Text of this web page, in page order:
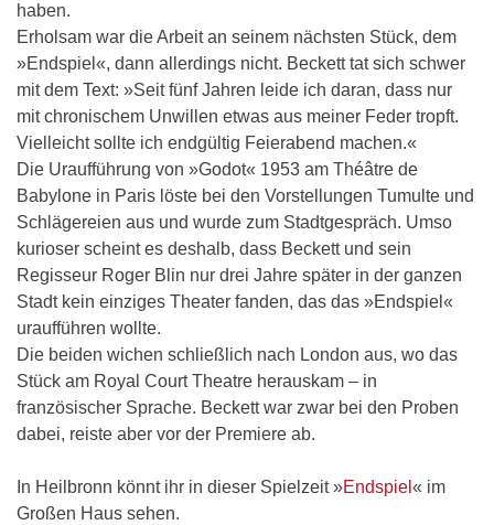
haben.
Erholsam war die Arbeit an seinem nächsten Stück, dem
»Endspiel«, dann allerdings nicht. Beckett tat sich schwer
mit dem Text: »Seit fünf Jahren leide ich daran, dass nur
mit chronischem Unwillen etwas aus meiner Feder tropft.
Vielleicht sollte ich endgültig Feierabend machen.«
Die Uraufführung von »Godot« 1953 am Théâtre de
Babylone in Paris löste bei den Vorstellungen Tumulte und
Schlägereien aus und wurde zum Stadtgespräch. Umso
kurioser scheint es deshalb, dass Beckett und sein
Regisseur Roger Blin nur drei Jahre später in der ganzen
Stadt kein einziges Theater fanden, das das »Endspiel«
uraufführen wollte.
Die beiden wichen schließlich nach London aus, wo das
Stück am Royal Court Theatre herauskam – in
französischer Sprache. Beckett war zwar bei den Proben
dabei, reiste aber vor der Premiere ab.
In Heilbronn könnt ihr in dieser Spielzeit »Endspiel « im
Großen Haus sehen.